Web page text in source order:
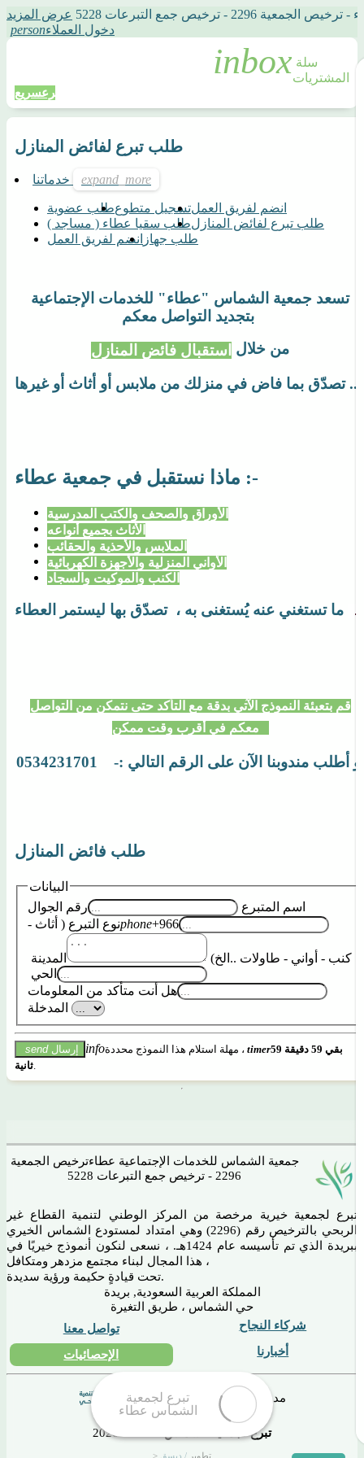
- ترخيص جمع التبرعات 5228
عرض المزيد
personدخول العملاء
سلة
المشتريات
تبرعسريع
طلب تبرع لفائض المنازل
طلب عضويةتسجيل متطوعانضم لفريق العمل
طلب سقيا عطاء ( مساجد )طلب تبرع لفائض المنازل
انضم لفريق العمل طلب جهاز
تسعد جمعية الشماس "عطاء" للخدمات الإجتماعية
من خلال استقبال فائض المنازل
في منزلك من ملابس أو أثاث أو غيرها ...
ماذا نستقبل في جمعية عطاء :-
الأوراق والصحف والكتب المدرسية
الأثاث بجميع أنواعه
الملابس والأحذية والحقائب
الأواني المنزلية والأجهزة الكهربائية
الكنب والموكيت والسجاد
..
قم بتعبئة النموذج الآتي بدقة مع التأكد حتى نتمكن من التواصل
أو أطلب مندوبنا الآن على الرقم التالي :- 0534231701
طلب فائض المنازل
البيانات
اسم المتبرع
رقم الجوال
phone+966 نوع التبرع ( أثاث -
كنب - أواني - طاولات ..الخ)
المدينة
الحي
هل أنت متأكد من المعلومات
send إرسال info مهلة استلام هذا النموذج محددة ، timer بقي 59 دقيقة 59
ثانية
جمعية الشماس للخدمات الإجتماعية عطاءترخيص الجمعية
2296 - ترخيص جمع التبرعات 5228
تبرع لجمعية خيرية مرخصة من المركز الوطني لتنمية القطاع غير
الربحي بالترخيص رقم (2296) وهي امتداد لمستودع الشماس الخيري
ببريدة الذي تم تأسيسه عام 1424هـ. ، نسعى لنكون أنموذج خيريًا في
هذا المجال لبناء مجتمع مزدهر ومتكافل ،
تحت قيادةٍ حكيمة ورؤية سديدة.
المملكة العربية السعودية, بريدة
حي الشماس ، طريق التغيرة
تواصل معنا
الإحصائيات
شركاء النجاح
أخبارنا
مدى و بطاقات
2026 © تبرع لجمعية الشماس عطاء
> تطوير / ديسق